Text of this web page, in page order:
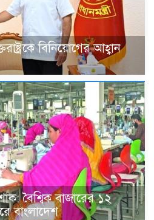
বিনিয়োগের আহ্বান
বৈশ্বিক বাজারের ১২
বাংলাদেশ